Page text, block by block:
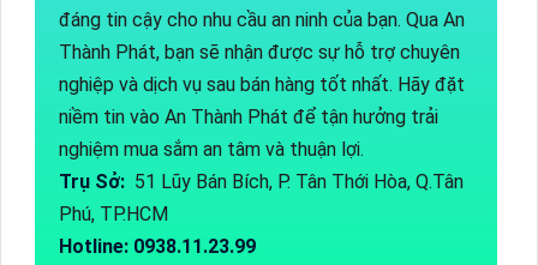
đáng tin cậy cho nhu cầu an ninh của bạn. Qua An
Thành Phát, bạn sẽ nhận được sự hỗ trợ chuyên
nghiệp và dịch vụ sau bán hàng tốt nhất. Hãy đặt
niềm tin vào An Thành Phát để tận hưởng trải
nghiệm mua sắm an tâm và thuận lợi.
Trụ Sở: 51 Lũy Bán Bích, P. Tân Thới Hòa, Q.Tân
Phú, TP.HCM
Hotline: 0938.11.23.99